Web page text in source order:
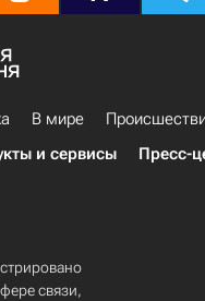
В мире
и сервисы Пресс-
связи,